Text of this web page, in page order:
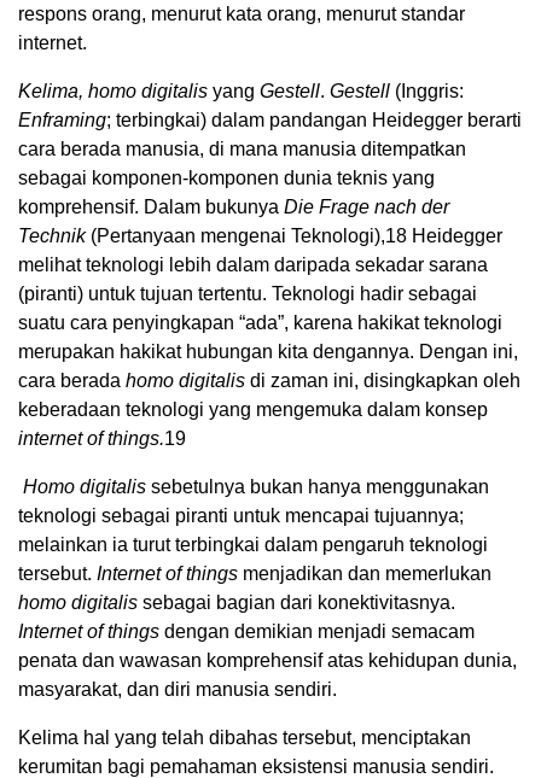
respons orang, menurut kata orang, menurut standar
internet.
Kelima, homo digitalis yang Gestell. Gestell (Inggris:
Enframing; terbingkai) dalam pandangan Heidegger berarti
cara berada manusia, di mana manusia ditempatkan
sebagai komponen-komponen dunia teknis yang
komprehensif. Dalam bukunya Die Frage nach der
Technik(Pertanyaan mengenai Teknologi),18 Heidegger
melihat teknologi lebih dalam daripada sekadar sarana
(piranti) untuk tujuan tertentu. Teknologi hadir sebagai
suatu cara penyingkapan “ada”, karena hakikat teknologi
merupakan hakikat hubungan kita dengannya. Dengan ini,
cara berada homo digitalis di zaman ini, disingkapkan oleh
keberadaan teknologi yang mengemuka dalam konsep
internet of things.19
Homo digitalis sebetulnya bukan hanya menggunakan
teknologi sebagai piranti untuk mencapai tujuannya;
melainkan ia turut terbingkai dalam pengaruh teknologi
tersebut. Internet of things menjadikan dan memerlukan
homo digitalis sebagai bagian dari konektivitasnya.
Internet of things dengan demikian menjadi semacam
penata dan wawasan komprehensif atas kehidupan dunia,
masyarakat, dan diri manusia sendiri.
Kelima hal yang telah dibahas tersebut, menciptakan
kerumitan bagi pemahaman eksistensi manusia sendiri.